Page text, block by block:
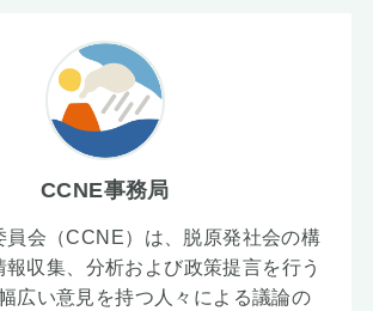
CCNE事務局
員会（CCNE）は、脱原発社会の構
報収集、分析および政策提言を行う
広い意見を持つ人々による議論の